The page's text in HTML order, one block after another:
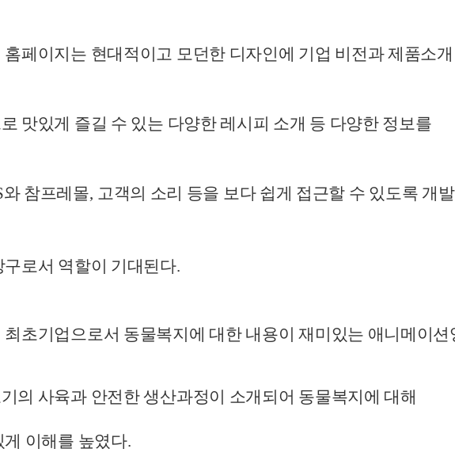
페이지는 현대적이고 모던한 디자인에 기업 비전과 제품소
맛있게 즐길 수 있는 다양한 레시피 소개 등 다양한 정보를
와 참프레몰, 고객의 소리 등을 보다 쉽게 접근할 수 있도록 개발
로서 역할이 기대된다.
초기업으로서 동물복지에 대한 내용이 재미있는 애니메이션
의 사육과 안전한 생산과정이 소개되어 동물복지에 대해
게 이해를 높였다.